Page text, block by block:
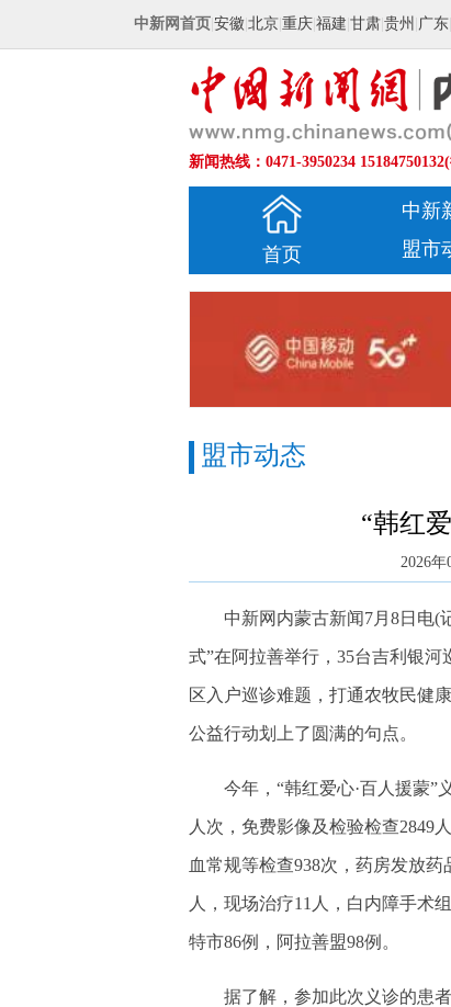
中新网首页 安徽 北京 重庆 福建 甘肃 贵州 广东
新闻热线：0471-3950234
首页
中新
盟市
盟市动态
“韩红
2026年
中新网内蒙古新闻7月8日电(记
式”在阿拉善举行，35台吉利银
区入户巡诊难题，打通农牧民健
公益行动划上了圆满的句点。
今年，“韩红爱心·百人援蒙”义
人次，免费影像及检验检查2849
血常规等检查938次，药房发放
人，现场治疗11人，白内障手术
特市86例，阿拉善盟98例。
据了解，参加此次义诊的患者